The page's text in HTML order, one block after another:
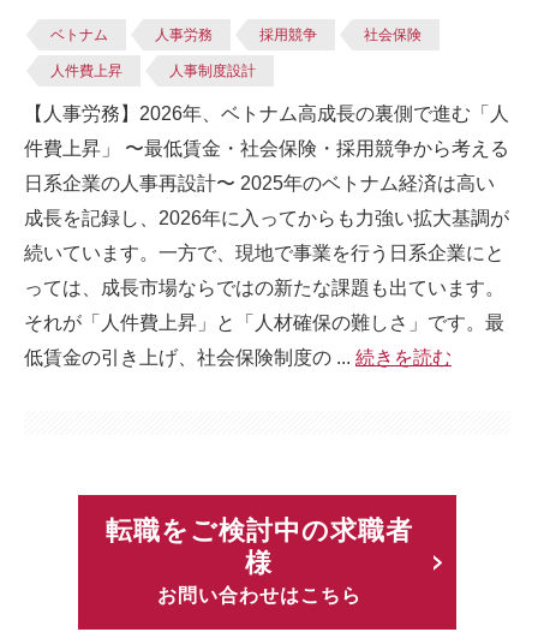
ベトナム 人事労務 採用競争 社会保険
人件費上昇 人事制度設計
【人事労務】2026年、ベトナム高成長の裏側で進む「人
件費上昇」 〜最低賃金・社会保険・採用競争から考える
日系企業の人事再設計〜 2025年のベトナム経済は高い
成長を記録し、2026年に入ってからも力強い拡大基調が
続いています。一方で、現地で事業を行う日系企業にと
っては、成長市場ならではの新たな課題も出ています。
それが「人件費上昇」と「人材確保の難しさ」です。最
低賃金の引き上げ、社会保険制度の ... 続きを読む
転職をご検討中の求職者
様
お問い合わせはこちら